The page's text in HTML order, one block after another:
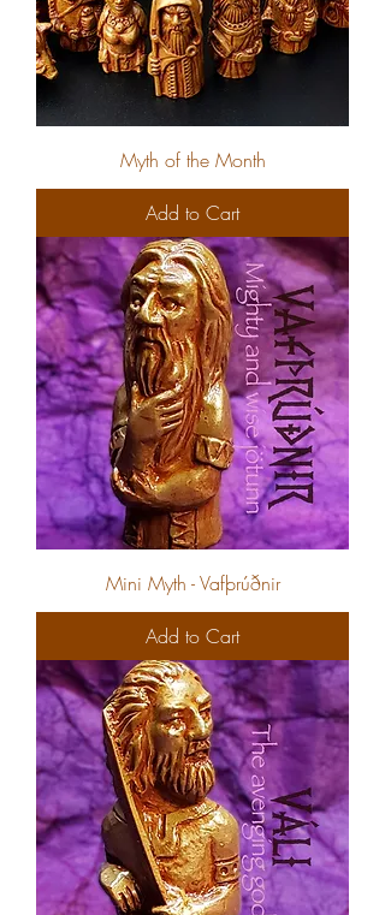
Myth of the Month
Add to Cart
Mini Myth - Vafþrúðnir
Add to Cart